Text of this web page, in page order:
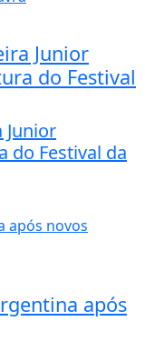
Junior
do Festival
Junior
do Festival da
após